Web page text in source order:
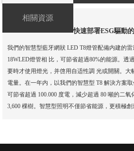
相關資源
快速部署ESG驅動
我們的智慧型藍牙網狀 LED T8燈管配備内建的
18WLED燈管相 比，可節省超過80%的能源。透
要時才使用燈光，并啓用自适性調 光或開關。大
電量。在一年内，以我們的智慧型 T8 解決方案
可節省超過 100.000 度電，減少超過 80 噸的二
3,600 棵樹。智慧型照明不僅節省能源，更積極創